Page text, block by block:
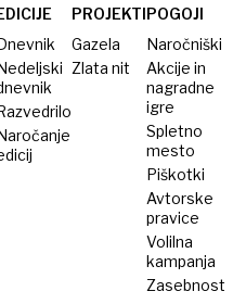
PROJEKTI
Gazela
Zlata nit
POGOJI
Naročniški
Akcije in
nagradne
igre
Spletno
mesto
Piškotki
Avtorske
pravice
Volilna
kampanja
Zasebnost